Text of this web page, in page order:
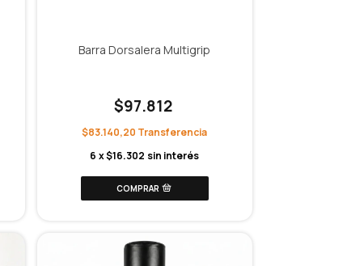
Barra Dorsalera Multigrip
$97.812
$83.140,20
6 x$16.302 sin interés